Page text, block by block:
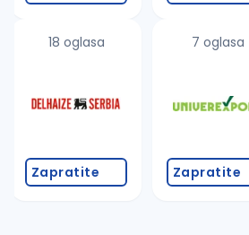
18 oglasa
Zapratite
7 oglasa
Zapratite